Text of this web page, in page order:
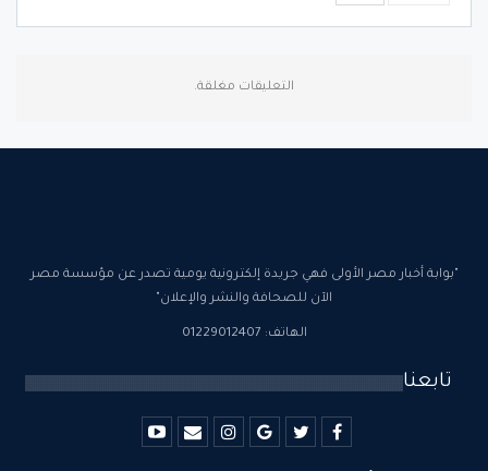
التعليقات مغلقة.
"بوابة أخبار مصر الأولى فهي جريدة إلكترونية يومية تصدر عن مؤسسة مصر
الآن للصحافة والنشر والإعلان"
الهاتف: 01229012407
تابعنا